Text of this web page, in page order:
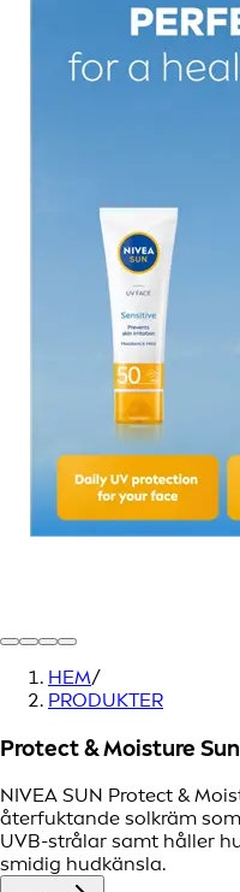
HEM/
PRODUKTER
Protect & Moisture
NIVEA SUN Protect &
återfuktande solkräm
UVB-strålar samt håller
smidig hudkänsla.